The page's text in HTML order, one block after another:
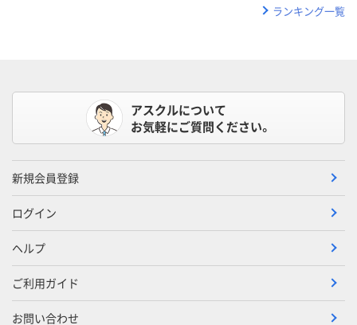
ランキング一覧
アスクルについて
お気軽にご質問ください。
新規会員登録
ログイン
ヘルプ
ご利用ガイド
お問い合わせ